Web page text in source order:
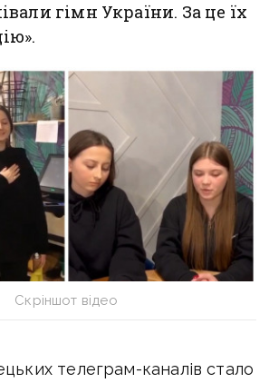
гімн України. За це їх
Скріншот відео
телеграм-каналів стало